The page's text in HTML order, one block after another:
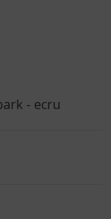
- ecru